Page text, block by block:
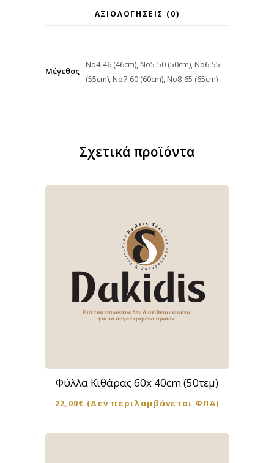
ΑΞΙΟΛΟΓΉΣΕΙΣ (0)
Μέγεθος
Νο4-46 (46cm), Νο5-50 (50cm), Νο6-55
(55cm), Νο7-60 (60cm), Νο8-65 (65cm)
Σχετικά προϊόντα
Φύλλα Κιθάρας 60x 40cm (50τεμ)
22,00€ (Δεν περιλαμβάνεται ΦΠΑ)